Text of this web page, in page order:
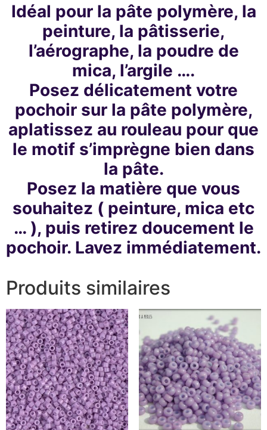
Idéal pour la pâte polymère, la
peinture, la pâtisserie,
l’aérographe, la poudre de
mica, l’argile ….
Posez délicatement votre
pochoir sur la pâte polymère,
aplatissez au rouleau pour que
le motif s’imprègne bien dans
la pâte.
Posez la matière que vous
souhaitez ( peinture, mica etc
… ), puis retirez doucement le
pochoir. Lavez immédiatement.
Produits similaires